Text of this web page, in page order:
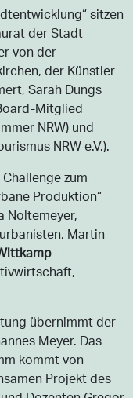
sitzen
der Stadt
von der
der Künstler
Sarah Dungs
Mitglied
NRW) und
NRW e.V.).
zum
Produktion“
Noltemeyer,
Martin
übernimmt der
Meyer. Das
kommt von
Projekt des